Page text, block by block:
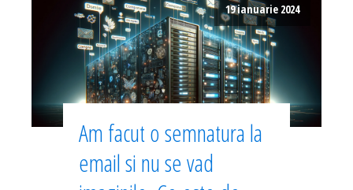
19 ianuarie 2024
Am facut o semnatura la
email si nu se vad